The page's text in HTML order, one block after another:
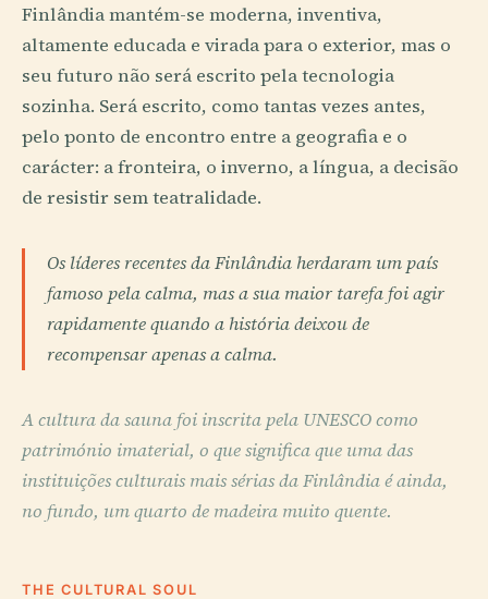
Finlândia mantém-se moderna, inventiva,
altamente educada e virada para o exterior, mas o
seu futuro não será escrito pela tecnologia
sozinha. Será escrito, como tantas vezes antes,
pelo ponto de encontro entre a geografia e o
carácter: a fronteira, o inverno, a língua, a decisão
de resistir sem teatralidade.
Os líderes recentes da Finlândia herdaram um país
famoso pela calma, mas a sua maior tarefa foi agir
rapidamente quando a história deixou de
recompensar apenas a calma.
A cultura da sauna foi inscrita pela UNESCO como
património imaterial, o que significa que uma das
instituições culturais mais sérias da Finlândia é ainda,
no fundo, um quarto de madeira muito quente.
THE CULTURAL SOUL